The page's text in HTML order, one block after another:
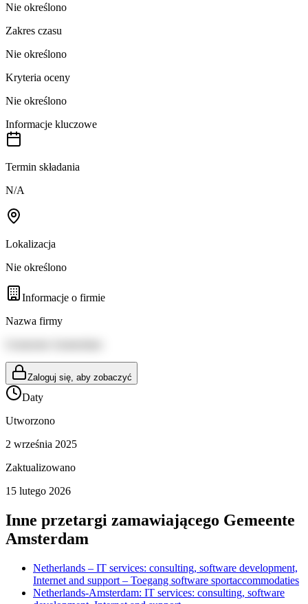
Nie określono
Zakres czasu
Nie określono
Kryteria oceny
Nie określono
Informacje kluczowe
Termin składania
N/A
Lokalizacja
Nie określono
Informacje o firmie
Nazwa firmy
Zaloguj się, aby zobaczyć
Daty
Utworzono
2 września 2025
Zaktualizowano
15 lutego 2026
Inne przetargi zamawiającego Gemeente
Amsterdam
Netherlands – IT services: consulting, software development,
Internet and support – Toegang software sportaccommodaties
Netherlands-Amsterdam: IT services: consulting, software